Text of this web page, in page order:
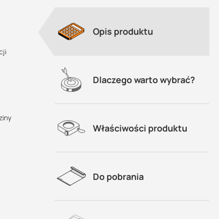
Opis produktu
Dlaczego warto wybrać?
Właściwości produktu
Do pobrania